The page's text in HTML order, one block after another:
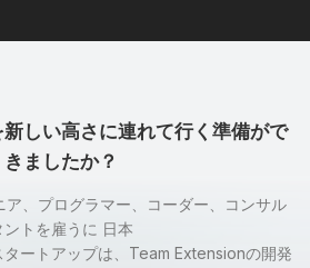
しい高さに連れて行く準備がで
きましたか？
、プログラマー、コーダー、コンサル
ントを雇うに 日本
ートアップは、Team Extensionの開発